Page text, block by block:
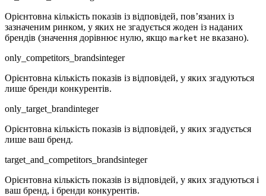
Орієнтовна кількість показів із відповідей, пов’язаних із
зазначеним ринком, у яких не згадується жоден із наданих
брендів (значення дорівнює нулю, якщо market не вказано).
only_competitors_brandsinteger
Орієнтовна кількість показів із відповідей, у яких згадуються
лише бренди конкурентів.
only_target_brandinteger
Орієнтовна кількість показів із відповідей, у яких згадується
лише ваш бренд.
target_and_competitors_brandsinteger
Орієнтовна кількість показів із відповідей, у яких згадуються і
ваш бренд, і бренди конкурентів.